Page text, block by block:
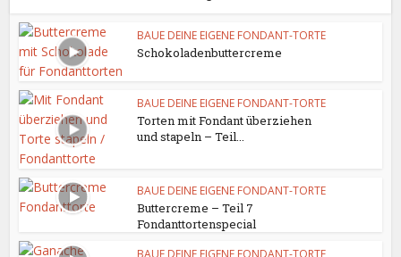
BAUE DEINE EIGENE FONDANT-TORTE
Schokoladenbuttercreme
BAUE DEINE EIGENE FONDANT-TORTE
Torten mit Fondant überziehen
und stapeln – Teil...
BAUE DEINE EIGENE FONDANT-TORTE
Buttercreme – Teil 7
Fondanttortenspecial
BAUE DEINE EIGENE FONDANT-TORTE